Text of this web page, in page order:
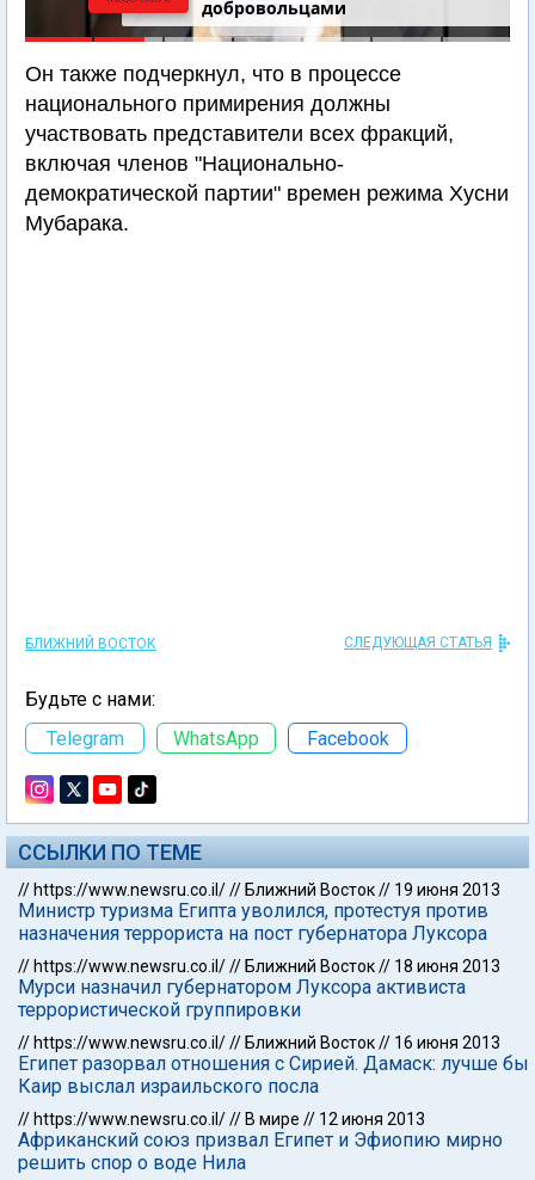
добровольцами
Он также подчеркнул, что в процессе
национального примирения должны
участвовать представители всех фракций,
включая членов "Национально-
демократической партии" времен режима Хусни
Мубарака.
БЛИЖНИЙ ВОСТОК СЛЕДУЮЩАЯ СТАТЬЯ
Будьте с нами:
Telegram
WhatsApp Facebook
ССЫЛКИ ПО ТЕМЕ
// https://www.newsru.co.il/// Ближний Восток// 19 июня 2013
Министр туризма Египта уволился, протестуя против
назначения террориста на пост губернатора Луксора
// https://www.newsru.co.il/// Ближний Восток// 18 июня 2013
Мурси назначил губернатором Луксора активиста
террористической группировки
// https://www.newsru.co.il/// Ближний Восток// 16 июня 2013
Египет разорвал отношения с Сирией. Дамаск: лучше бы
Каир выслал израильского посла
// https://www.newsru.co.il/// В мире // 12 июня 2013
Африканский союз призвал Египет и Эфиопию мирно
решить спор о воде Нила